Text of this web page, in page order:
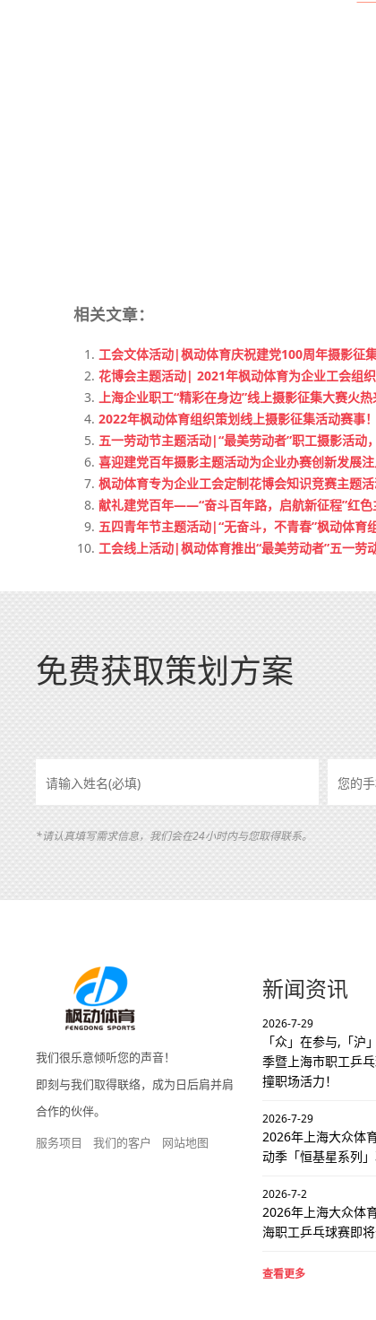
相关文章：
工会文体活动|枫动体育庆祝建党100周年摄影征
花博会主题活动| 2021年枫动体育为企业工会组
上海企业职工“精彩在身边”线上摄影征集大赛火热
2022年枫动体育组织策划线上摄影征集活动赛事！
五一劳动节主题活动|“最美劳动者​”职工摄影活动
喜迎建党百年摄影主题活动为企业办赛创新发展
枫动体育专为企业工会定制花博会知识竞赛主题
献礼建党百年——“奋斗百年路，启航新征程”红色
五四青年节主题活动|“无奋斗，不青春”枫动体育
工会线上活动|枫动体育推出“最美劳动者”五一劳
免费获取策划方案
*请认真填写需求信息，我们会在24小时内与您取得联系。
我们很乐意倾听您的声音！
即刻与我们取得联络，成为日后肩并肩
合作的伙伴。
服务项目
我们的客户 网站地图
新闻资讯
2026-7-29
「众」在参与,「
季暨上海市职工乒
撞职场活力！
2026-7-29
2026年上海大众体
动季「恒基星系列
2026-7-2
2026年上海大众体
海职工乒乓球赛即
查看更多